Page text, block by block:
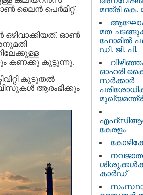
ലൈന്‍ പെര്‍മിറ്റ്
ഓൺ
കണക്കു കൂട്ടുന്നു.
കൂടുതൽ
ആരംഭിക്കും
മന്ത്രി
മത
ഫോമിൽ
ഡി. ജി. പി.
ഓഹരി
സർക്കാർ
കേരളം
നവജാത
കാര്‍ഡ്